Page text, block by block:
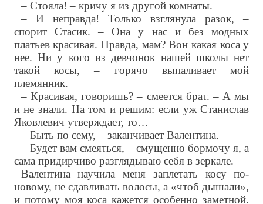
– Стояла! – кричу я из другой комнаты.
– И неправда! Только взглянула разок, –
спорит Стасик. – Она у нас и без модных
платьев красивая. Правда, мам? Вон какая коса у
нее. Ни у кого из девчонок нашей школы нет
такой косы, – горячо выпаливает мой
племянник.
– Красивая, говоришь? – смеется брат. – А мы
и не знали. На том и решим: если уж Станислав
Яковлевич утверждает, то…
– Быть по сему, – заканчивает Валентина.
– Будет вам смеяться, – смущенно бормочу я, а
сама придирчиво разглядываю себя в зеркале.
Валентина научила меня заплетать косу по-
новому, не сдавливать волосы, а «чтоб дышали»,
и потому моя коса кажется особенно заметной.